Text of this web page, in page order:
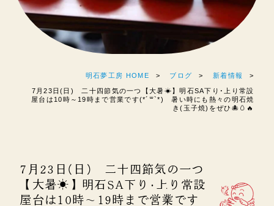
明石夢工房 HOME ブログ 新着情報
7月23日(日) 二十四節気の一つ【大暑☀】明石SA下り･上り常設
屋台は10時～19時まで営業です(*´꒳`*) 暑い時にも熱々の明石焼
き(玉子焼)をぜひ🐙🥚🔥
7月23日(日) 二十四節気の一つ
【大暑☀】明石SA下り･上り常設
屋台は10時～19時まで営業です